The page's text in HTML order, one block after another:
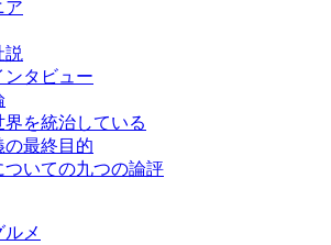
ア
説
ンタビュー
界を統治している
の最終目的
ついての九つの論評
メ